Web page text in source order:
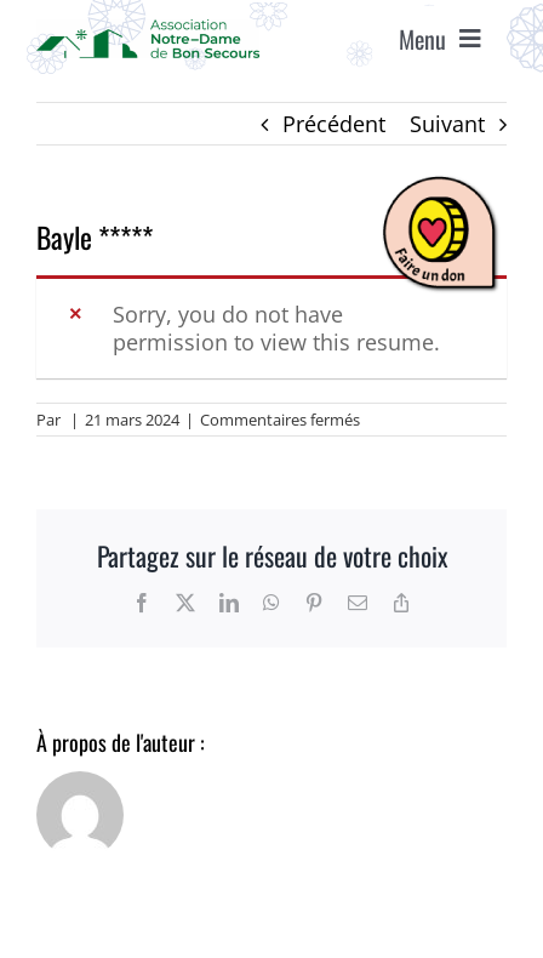
contenu
Menu
ACCUEIL
ÉTABLISSEMENTS
VIE ASSOCIATIVE
AGENDA
ACCÈS ET CONTACT
Précédent Suivant
Bayle *****
Sorry, you do not have
permission to view this resume.
Par | 21 mars 2024 | Commentaires ferméssur
Bayle
Partagez sur le réseau de votre choix
Facebook LinkedInWhatsApp
PinterestEmail
À propos de l'auteur :